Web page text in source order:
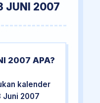
JUNI 2007
2007 APA?
kalender
Juni 2007